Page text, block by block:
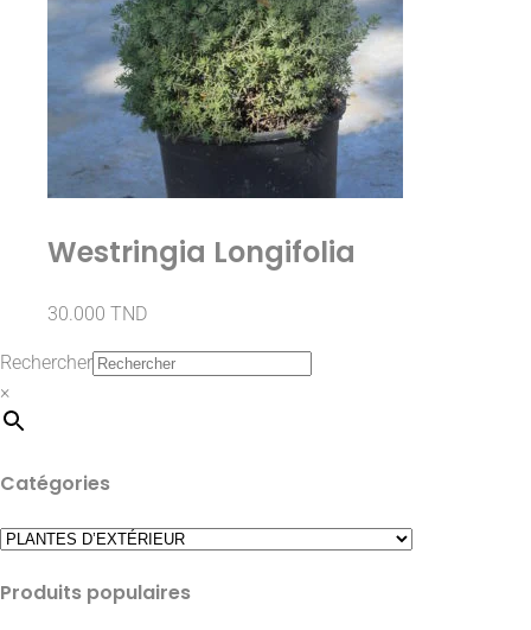
Westringia Longifolia
30.000 TND
Rechercher
×
Catégories
Produits populaires